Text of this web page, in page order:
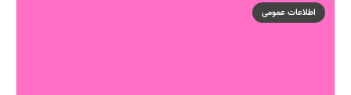
اطلاعات عمومی